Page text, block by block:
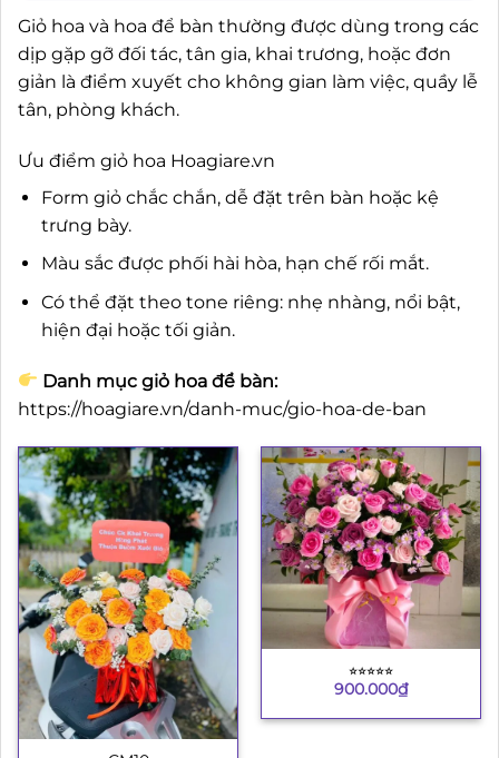
Giỏ hoa và hoa để bàn thường được dùng trong các
dịp gặp gỡ đối tác, tân gia, khai trương, hoặc đơn
giản là điểm xuyết cho không gian làm việc, quầy lễ
tân, phòng khách.
Ưu điểm giỏ hoa Hoagiare.vn
Form giỏ chắc chắn, dễ đặt trên bàn hoặc kệ
trưng bày.
Màu sắc được phối hài hòa, hạn chế rối mắt.
Có thể đặt theo tone riêng: nhẹ nhàng, nổi bật,
hiện đại hoặc tối giản.
Danh mục giỏ hoa để bàn:
https://hoagiare.vn/danh-muc/gio-hoa-de-ban
⭐︎⭐︎⭐︎⭐︎⭐︎
900.000₫